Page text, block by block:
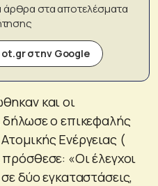
στα αποτελέσματα
στην Google
και οι
δήλωσε ο επικεφαλής
Ενέργειας (
«Οι έλεγχοι
δύο εγκαταστάσεις,